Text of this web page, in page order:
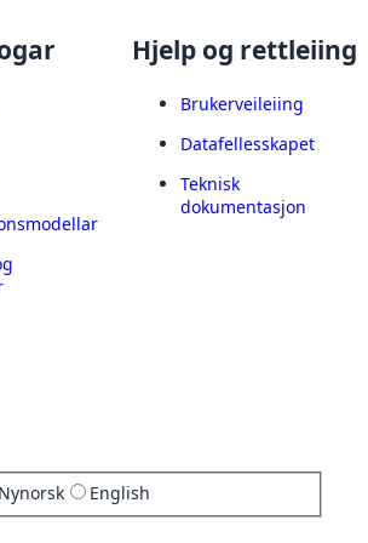
Hjelp og rettleiing
Brukerveileiing
Datafellesskapet
Teknisk
dokumentasjon
Nynorsk English